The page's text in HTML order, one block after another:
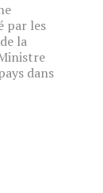
par les
la
dans